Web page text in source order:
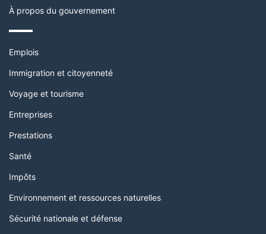
À propos du gouvernement
Thèmes
sujets
Emplois
Immigration et citoyenneté
Voyage et tourisme
Entreprises
Prestations
Santé
Impôts
Environnement et ressources naturelles
Sécurité nationale et défense